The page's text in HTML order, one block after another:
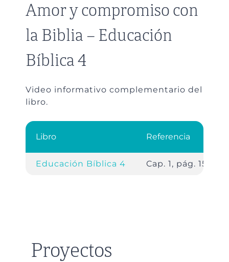
Amor y compromiso con
la Biblia – Educación
Bíblica 4
Video informativo complementario del
libro.
Libro Referencia
Educación Bíblica 4 Cap. 1, pág. 15.
Proyectos